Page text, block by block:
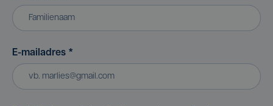
E-mailadres *